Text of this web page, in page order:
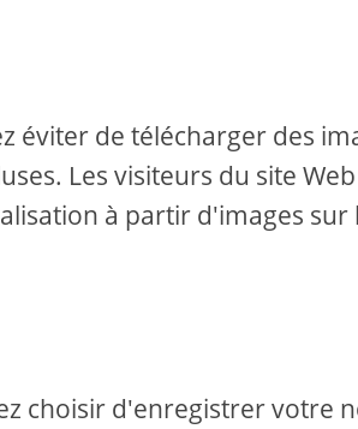
éviter de télécharger des
Les visiteurs du site Web
à partir d'images sur
choisir d'enregistrer votre